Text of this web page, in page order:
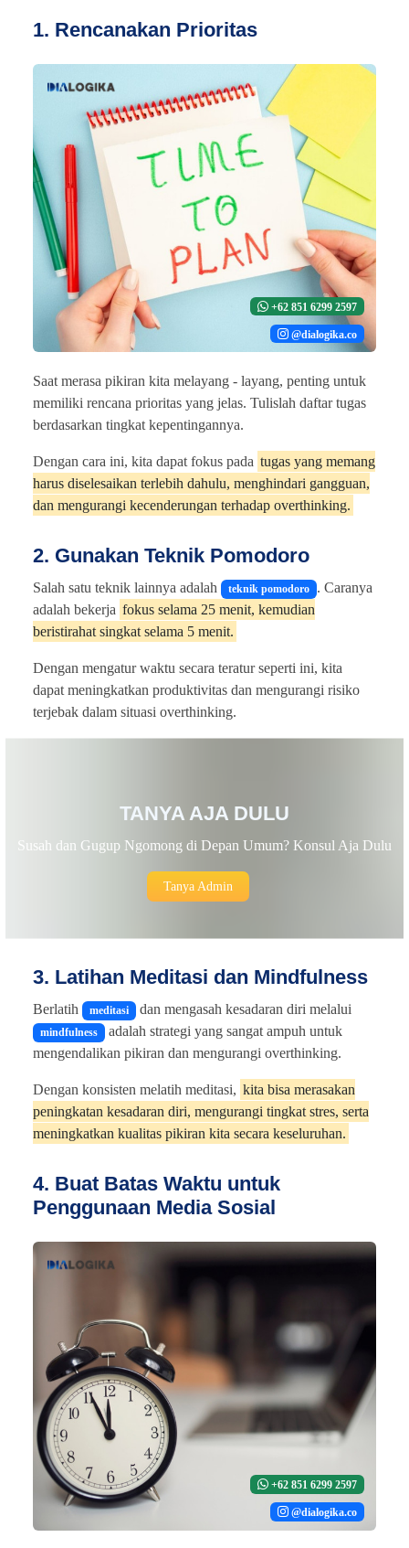
1. Rencanakan Prioritas
+62 851 6299 2597
@dialogika.co
Saat merasa pikiran kita melayang - layang, penting untuk
memiliki rencana prioritas yang jelas. Tulislah daftar tugas
berdasarkan tingkat kepentingannya.
Dengan cara ini, kita dapat fokus pada tugas yang memang
harus diselesaikan terlebih dahulu, menghindari gangguan,
dan mengurangi kecenderungan terhadap overthinking.
2. Gunakan Teknik Pomodoro
Salah satu teknik lainnya adalah teknik pomodoro . Caranya
adalah bekerja fokus selama 25 menit, kemudian
beristirahat singkat selama 5 menit.
Dengan mengatur waktu secara teratur seperti ini, kita
dapat meningkatkan produktivitas dan mengurangi risiko
terjebak dalam situasi overthinking.
TANYA AJA DULU
Susah dan Gugup Ngomong di Depan Umum? Konsul Aja Dulu
Tanya Admin
3. Latihan Meditasi dan Mindfulness
Berlatih meditasi dan mengasah kesadaran diri melalui
mindfulness adalah strategi yang sangat ampuh untuk
mengendalikan pikiran dan mengurangi overthinking.
Dengan konsisten melatih meditasi, kita bisa merasakan
peningkatan kesadaran diri, mengurangi tingkat stres, serta
meningkatkan kualitas pikiran kita secara keseluruhan.
4. Buat Batas Waktu untuk
Penggunaan Media Sosial
+62 851 6299 2597
@dialogika.co